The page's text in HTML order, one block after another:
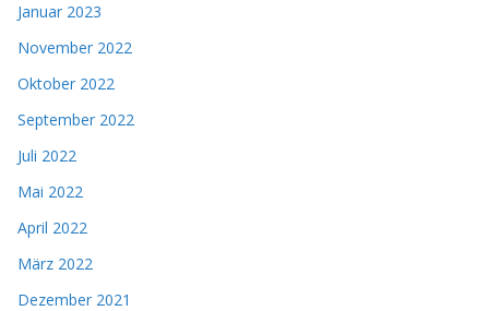
Januar 2023
November 2022
Oktober 2022
September 2022
Juli 2022
Mai 2022
April 2022
März 2022
Dezember 2021